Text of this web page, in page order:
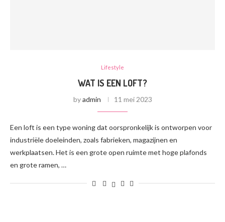
Lifestyle
WAT IS EEN LOFT?
byadmin 11 mei 2023
Een loft is een type woning dat oorspronkelijk is ontworpen voor
industriële doeleinden, zoals fabrieken, magazijnen en
werkplaatsen. Het is een grote open ruimte met hoge plafonds
en grote ramen, …